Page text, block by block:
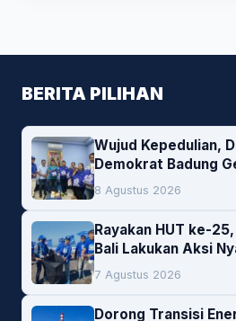
BERITA PILIHAN
Wujud Kepedulian,
Demokrat Badung
Darah
8 Agustus 2026
Rayakan HUT ke-
Bali Lakukan Aksi
Lingkungan
7 Agustus 2026
Dorong Transisi